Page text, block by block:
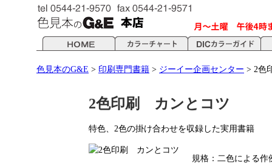
色見本のG&E > 印刷専門書籍 > ジーイー企画センター > 2色
2色印刷 カンとコツ
特色、2色の掛け合わせを収録した実用書籍
規格：二色による